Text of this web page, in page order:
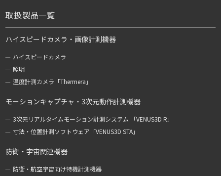
取扱製品一覧
ハイスピードカメラ・画像計測機器
ハイスピードカメラ
照明
温度計測カメラ「Thermera」
モーションキャプチャ・3次元動作計測機器
3次元リアルタイムモーション計測システム 「VENUS3D R」
寸法・位置計測ソフトウェア「VENUS3D STA」
防衛・宇宙関連機器
防衛・航空宇宙向け特機計測機器